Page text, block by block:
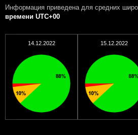
Информация приведена для средних
времени UTC+00
14.12.2022 15.12.2022